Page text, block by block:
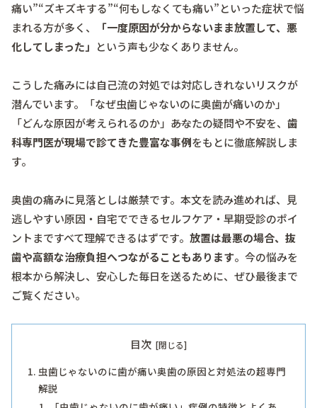
痛い”“ズキズキする”“何もしなくても痛い”といった症状で悩
まれる方が多く、
「一度原因が分からないまま放置して、悪
化してしまった」 という声も少なくありません。
こうした痛みには自己流の対処では対応しきれないリスクが
潜んでいます。「なぜ虫歯じゃないのに奥歯が痛いのか」
「どんな原因が考えられるのか」――あなたの疑問や不安を、 歯
科専門医が現場で診てきた豊富な事例をもとに徹底解説しま
す。
奥歯の痛みに見落としは厳禁です。本文を読み進めれば、見
逃しやすい原因・自宅でできるセルフケア・早期受診のポイ
ントまですべて理解できるはずです。 放置は最悪の場合、抜
歯や高額な治療負担へつながることもあります。今の悩みを
根本から解決し、安心した毎日を送るために、ぜひ最後まで
ご覧ください。
目次
虫歯じゃないのに歯が痛い奥歯の原因と対処法の超専門
解説